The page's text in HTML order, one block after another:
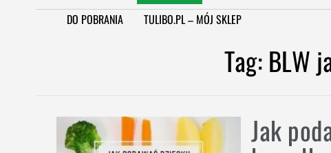
DO POBRANIA
TULIBO.PL – MÓJ SKLEP
Tag: BLW
Jak